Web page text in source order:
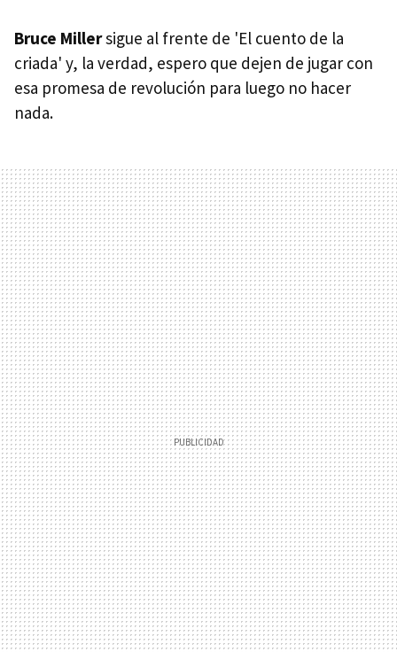
Bruce Millersigue al frente de 'El cuento de la
criada' y, la verdad, espero que dejen de jugar con
esa promesa de revolución para luego no hacer
nada.